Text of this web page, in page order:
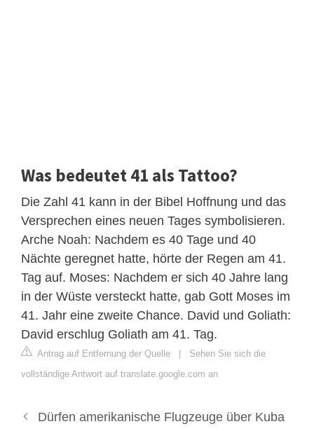
Was bedeutet 41 als Tattoo?
Die Zahl 41 kann in der Bibel Hoffnung und das
Versprechen eines neuen Tages symbolisieren.
Arche Noah: Nachdem es 40 Tage und 40
Nächte geregnet hatte, hörte der Regen am 41.
Tag auf. Moses: Nachdem er sich 40 Jahre lang
in der Wüste versteckt hatte, gab Gott Moses im
41. Jahr eine zweite Chance. David und Goliath:
David erschlug Goliath am 41. Tag.
Antrag auf Entfernung der Quelle | Sehen Sie sich die
vollständige Antwort auf translate.google.com an
Dürfen amerikanische Flugzeuge über Kuba